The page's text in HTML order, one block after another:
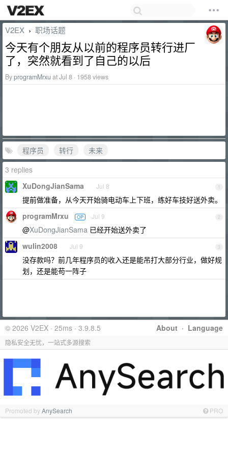
V2EX › 职场话题
今天有个朋友从以前的程序员转行进厂
了，突然就看到了自己的以后
ByprogramMrxu at Jul 8 · 1958 views
程序员 转行
未来
3 replies
1
XuDongJianSama Jul 8
提前做准备，从今天开始骑电动车上下班，练好车技好送外卖。
2
programMrxu OP Jul 9
@XuDongJianSama 已经开始送外卖了
3
wulin2008 Jul 9
没存款吗？前几年程序员的收入还是能吊打大部分行业，做好规
划，还是能苟一阵子
About · Language
© 2026 V2EX · 25ms · 3.9.8.5
隐私安全无忧，一站式多源搜索
Promoted byAnySearch PRO